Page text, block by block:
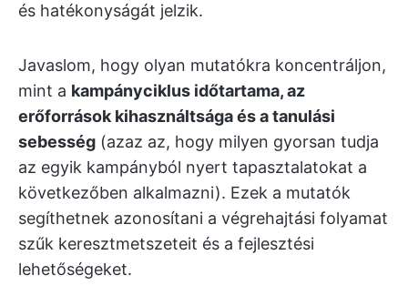
és hatékonyságát jelzik.
Javaslom, hogy olyan mutatókra koncentráljon,
mint a kampányciklus időtartama, az
erőforrások kihasználtsága és a tanulási
sebesség (azaz az, hogy milyen gyorsan tudja
az egyik kampányból nyert tapasztalatokat a
következőben alkalmazni). Ezek a mutatók
segíthetnek azonosítani a végrehajtási folyamat
szűk keresztmetszeteit és a fejlesztési
lehetőségeket.